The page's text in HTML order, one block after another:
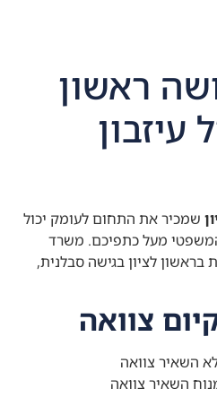
ראשון
עיזבון
שמכיר את התחום לעומק יכול
מעל כתפיכם. משרד
לציון בגישה סבלנית,
צוואה
השאיר צוואה
השאיר צוואה